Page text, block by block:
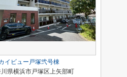
イビュー戸塚弐号棟
県横浜市戸塚区上矢部町